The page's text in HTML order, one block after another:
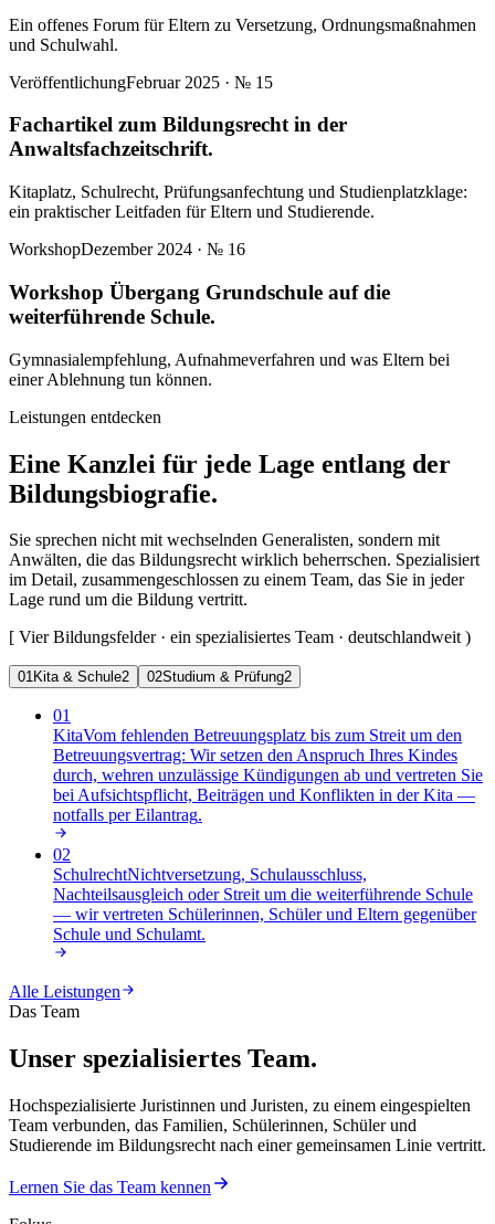
Ein offenes Forum für Eltern zu Versetzung, Ordnungsmaßnahmen
und Schulwahl.
VeröffentlichungFebruar 2025 · № 15
Fachartikel zum Bildungsrecht in der
Anwaltsfachzeitschrift.
Kitaplatz, Schulrecht, Prüfungsanfechtung und Studienplatzklage:
ein praktischer Leitfaden für Eltern und Studierende.
WorkshopDezember 2024 · № 16
Workshop Übergang Grundschule auf die
weiterführende Schule.
Gymnasialempfehlung, Aufnahmeverfahren und was Eltern bei
einer Ablehnung tun können.
Leistungen entdecken
Eine Kanzlei für jede Lage entlang der
Bildungsbiografie.
Sie sprechen nicht mit wechselnden Generalisten, sondern mit
Anwälten, die das Bildungsrecht wirklich beherrschen. Spezialisiert
im Detail, zusammengeschlossen zu einem Team, das Sie in jeder
Lage rund um die Bildung vertritt.
[ Vier Bildungsfelder · ein spezialisiertes Team · deutschlandweit)
01Kita & Schule2 02Studium & Prüfung2
01
KitaVom fehlenden Betreuungsplatz bis zum Streit um den
Betreuungsvertrag: Wir setzen den Anspruch Ihres Kindes
durch, wehren unzulässige Kündigungen ab und vertreten Sie
bei Aufsichtspflicht, Beiträgen und Konflikten in der Kita —
notfalls per Eilantrag.
02
SchulrechtNichtversetzung, Schulausschluss,
Nachteilsausgleich oder Streit um die weiterführende Schule
— wir vertreten Schülerinnen, Schüler und Eltern gegenüber
Schule und Schulamt.
Alle Leistungen
Das Team
Unser spezialisiertes Team.
Hochspezialisierte Juristinnen und Juristen, zu einem eingespielten
Team verbunden, das Familien, Schülerinnen, Schüler und
Studierende im Bildungsrecht nach einer gemeinsamen Linie vertritt.
Lernen Sie das Team kennen